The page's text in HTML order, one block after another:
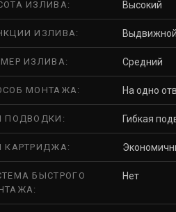
ИЗЛИВА: Высокий
ИЗЛИВА:
ИЗЛИВА: Средний
МОНТАЖА: На одно
ПОДВОДКИ: Гибкая
КАРТРИДЖА:
БЫСТРОГО
Нет